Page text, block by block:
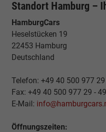
Standort Hamburg –
HamburgCars
Heselstücken 19
22453 Hamburg
Deutschland
Telefon: +49 40 500 977 29
Fax: +49 40 500 977 29 - 49
E-Mail:
Öffnungszeiten: